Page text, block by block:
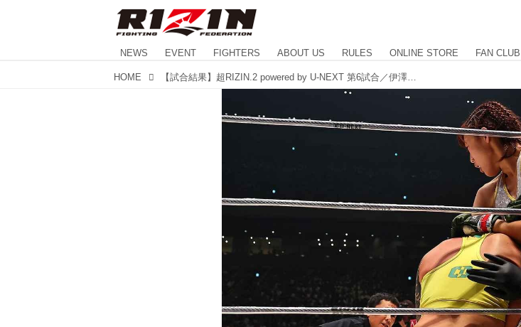
NEWS EVENT FIGHTERS ABOUT US RULES ONLINE STORE FAN CLUB
HOME